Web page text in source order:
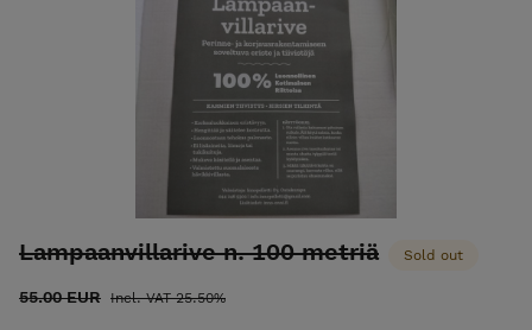
Lampaanvillarive n. 100 metriä Sold out
55.00 EUR Incl. VAT 25.50%